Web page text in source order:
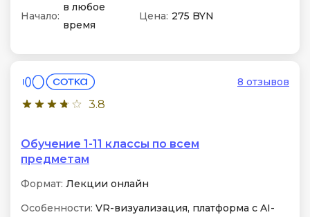
Начало:
в любое
время
Цена: 275 BYN
3.8
8 отзывов
Обучение 1-11 классы по всем
предметам
Формат: Лекции онлайн
Особенности: VR-визуализация, платформа с AI-